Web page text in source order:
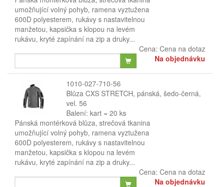
umožňující volný pohyb, ramena vyztužena
600D polyesterem, rukávy s nastavitelnou
manžetou, kapsička s klopou na levém
rukávu, kryté zapínání na zip a druky...
Cena: Cena na dotaz
Na objednávku
1010-027-710-56
Blůza CXS STRETCH, pánská, šedo-černá,
vel. 56
Balení: kart = 20 ks
Pánská montérková blůza, strečová tkanina
umožňující volný pohyb, ramena vyztužena
600D polyesterem, rukávy s nastavitelnou
manžetou, kapsička s klopou na levém
rukávu, kryté zapínání na zip a druky...
Cena: Cena na dotaz
Na objednávku